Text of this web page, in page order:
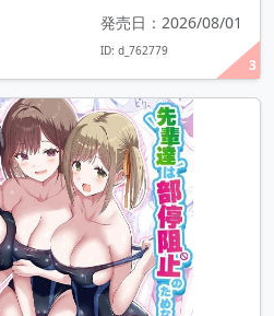
3
発売日：2026/08/01
ID: d_762779